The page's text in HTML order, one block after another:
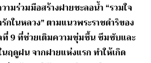
ร่วมมือสร้างฝายชะลอน้ำ “รวมใจ
กในหลวง” ตามแนวพระราชดำริของ
ที่ 9 ที่ช่วยเติมความชุ่มชื้น ซึมซับและ
นฤดูฝนจากฝายแห่งแรก ทำให้เกิด